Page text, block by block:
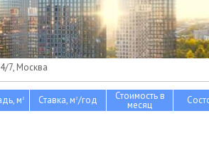
7, Москва
м2 Ставка, м2/год Стоимость в
месяц